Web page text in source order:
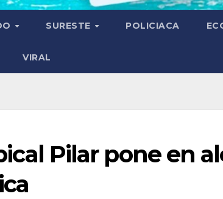
SURESTE POLICIACA
VIRAL
Pilar pone en